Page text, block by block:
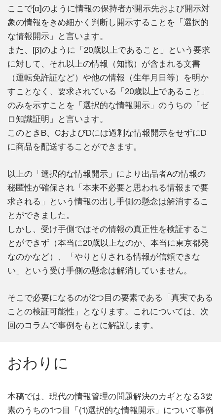
ここで[α]のように情報の保持者が開示先および開示対
象の情報をきめ細かく判断し開示することを「選択的
な情報開示」と言います。
また、[β]のように「20歳以上であること」という要求
に対して、それ以上の情報（知識）が含まれる文書
（運転免許証など）や他の情報（生年月日等）を明か
すことなく、要求されている「20歳以上であること」
のみを示すことを「選択的な情報開示」のうちの「ゼ
ロ知識証明」と言います。
このときB、CおよびDには過剰な情報開示をせずにD
に商品を配送することができます。
以上の「選択的な情報開示」により出品者Aの情報の
秘匿性が確保され「本来不必要と思われる情報まで要
求される」という情報の出し手側の懸念は解消するこ
とができました。
しかし、受け手側ではその情報の真正性を検証するこ
とができず（本当に20歳以上なのか、本当に東京都発
なのかなど）、「やりとりされる情報が信頼できな
い」という受け手側の懸念は解消していません。
そこで必要になるのが2つ目の要素である「真実である
ことの検証可能性」となります。これについては、次
回のコラムで事例をもとに解説します。
おわりに
本稿では、現代の情報管理の問題解決のカギとなる3要
素のうちの1つ目「(1)選択的な情報開示」について事例